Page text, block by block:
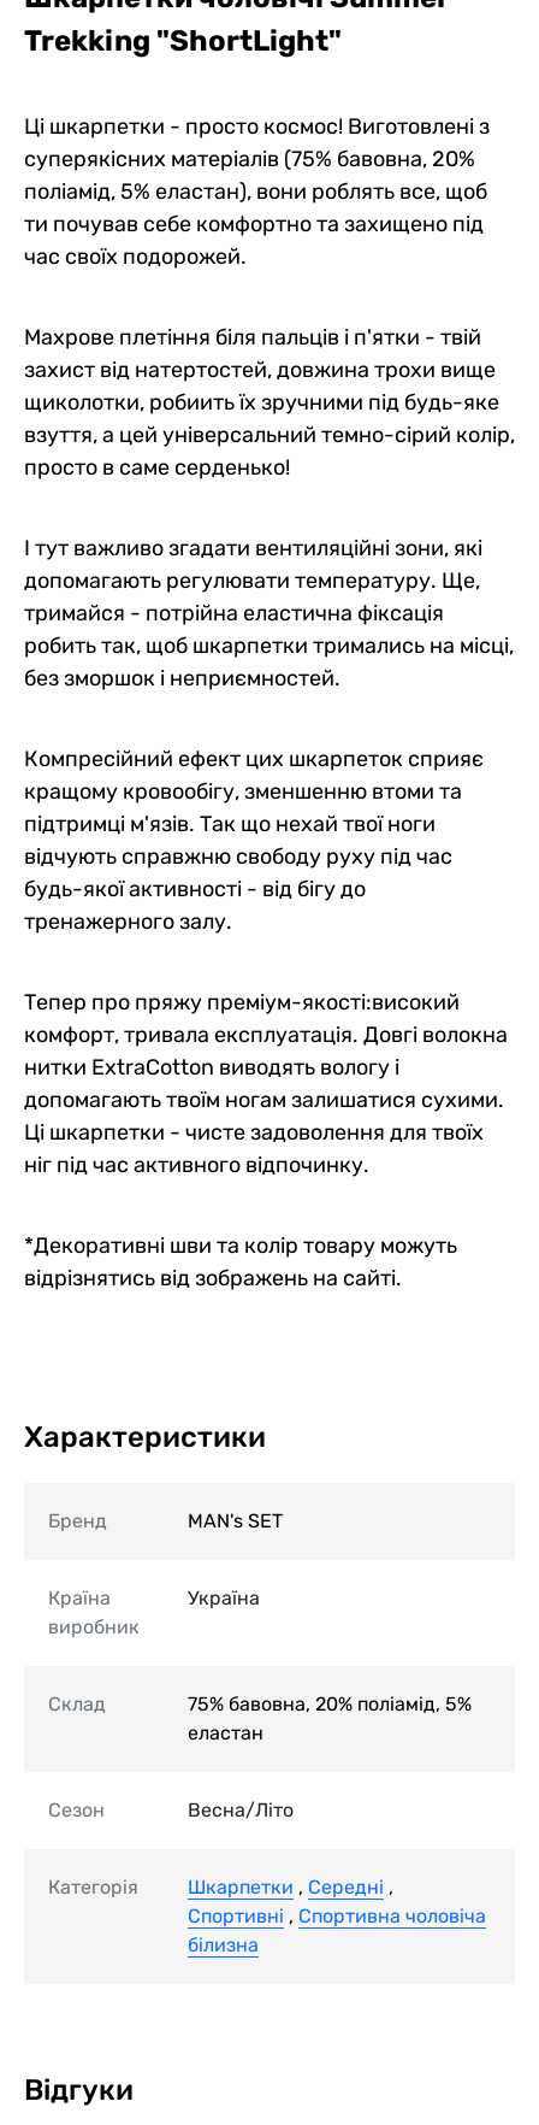
Trekking "ShortLight"
Ці шкарпетки - просто космос! Виготовлені з
суперякісних матеріалів (75% бавовна, 20%
поліамід, 5% еластан), вони роблять все, щоб
ти почував себе комфортно та захищено під
час своїх подорожей.
Махрове плетіння біля пальців і п'ятки - твій
захист від натертостей, довжина трохи вище
щиколотки, робиить їх зручними під будь-яке
взуття, а цей універсальний темно-сірий колір,
просто в саме серденько!
І тут важливо згадати вентиляційні зони, які
допомагають регулювати температуру. Ще,
тримайся - потрійна еластична фіксація
робить так, щоб шкарпетки тримались на місці,
без зморшок і неприємностей.
Компресійний ефект цих шкарпеток сприяє
кращому кровообігу, зменшенню втоми та
підтримці м'язів. Так що нехай твої ноги
відчують справжню свободу руху під час
будь-якої активності - від бігу до
тренажерного залу.
Тепер про пряжу преміум-якості:високий
комфорт, тривала експлуатація. Довгі волокна
нитки ExtraCotton виводять вологу і
допомагають твоїм ногам залишатися сухими.
Ці шкарпетки - чисте задоволення для твоїх
ніг під час активного відпочинку.
*Декоративні шви та колір товару можуть
відрізнятись від зображень на сайті.
Характеристики
Бренд MAN's SET
Країна
виробник
Україна
Склад
75% бавовна, 20% поліамід, 5%
еластан
Сезон Весна/Літо
Категорія Шкарпетки , Середні ,
Спортивні , Спортивна чоловіча
білизна
Відгуки